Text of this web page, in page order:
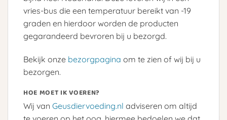
vries-bus die een temperatuur bereikt van -19
graden en hierdoor worden de producten
gegarandeerd bevroren bij u bezorgd.
Bekijk onze bezorgpagina om te zien of wij bij u
bezorgen.
HOE MOET IK VOEREN?
Wij van Geusdiervoeding.nl adviseren om altijd